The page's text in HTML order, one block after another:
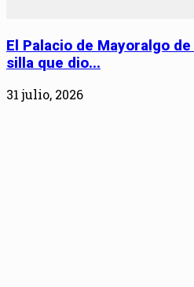
El Palacio de Mayoralgo
silla que dio...
31 julio, 2026